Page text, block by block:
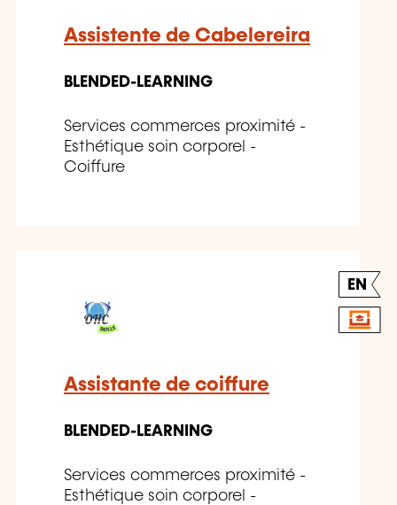
Assistente de Cabelereira
BLENDED-LEARNING
Services commerces proximité -
Esthétique soin corporel -
Coiffure
EN
Assistante de coiffure
BLENDED-LEARNING
Services commerces proximité -
Esthétique soin corporel -